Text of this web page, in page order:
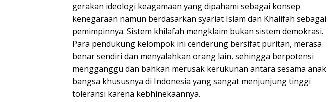
gerakan ideologi keagamaan yang dipahami sebagai konsep
kenegaraan namun berdasarkan syariat Islam dan Khalifah sebagai
pemimpinnya. Sistem khilafah mengklaim bukan sistem demokrasi.
Para pendukung kelompok ini cenderung bersifat puritan, merasa
benar sendiri dan menyalahkan orang lain, sehingga berpotensi
mengganggu dan bahkan merusak kerukunan antara sesama anak
bangsa khususnya di Indonesia yang sangat menjunjung tinggi
toleransi karena kebhinekaannya.